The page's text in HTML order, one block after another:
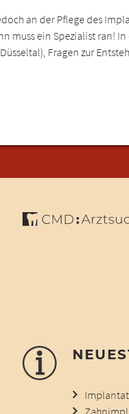
an der Pflege des
muss ein Spezialist ran!
Fragen zur